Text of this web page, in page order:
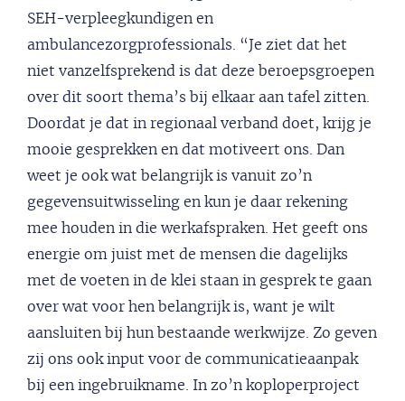
SEH-verpleegkundigen en
ambulancezorgprofessionals. “Je ziet dat het
niet vanzelfsprekend is dat deze beroepsgroepen
over dit soort thema’s bij elkaar aan tafel zitten.
Doordat je dat in regionaal verband doet, krijg je
mooie gesprekken en dat motiveert ons. Dan
weet je ook wat belangrijk is vanuit zo’n
gegevensuitwisseling en kun je daar rekening
mee houden in die werkafspraken. Het geeft ons
energie om juist met de mensen die dagelijks
met de voeten in de klei staan in gesprek te gaan
over wat voor hen belangrijk is, want je wilt
aansluiten bij hun bestaande werkwijze. Zo geven
zij ons ook input voor de communicatieaanpak
bij een ingebruikname. In zo’n koploperproject